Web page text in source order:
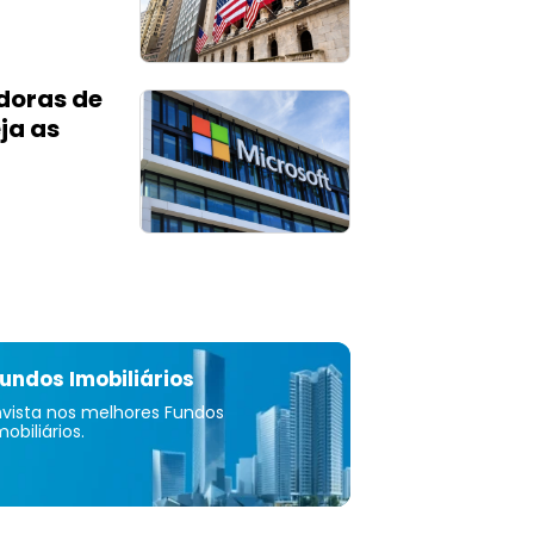
de
as
Imobiliários
nos melhores Fundos